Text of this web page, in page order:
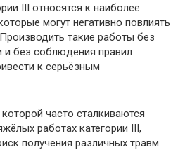
III относятся к наиболее
могут негативно повлиять
такие работы без
без соблюдения правил
к серьёзным
часто сталкиваются
работах категории III,
получения различных травм.